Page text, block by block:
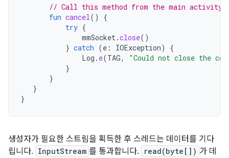
// Call this method from the main activity
fun cancel()
{
try {
mmSocket.close()
} catch (e : IOException)
{
Log . e(TAG,
"Could not close the
}
}
}
}
생성자가 필요한 스트림을 획득한 후 스레드는 데이터를 기다
립니다. InputStream 를 통과합니다. read(byte[]) 가 데